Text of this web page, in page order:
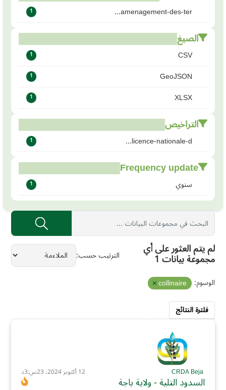
amenagement-des-ter...
1
الصيغ
CSV
1
GeoJSON
1
XLSX
1
التراخيص
licence-nationale-d...
1
Frequency update
سنوي 1
الترتيب حسب لم يتم العثور على أي
مجموعة بيانات 1
الوسوم: collinaire
فلترة النتائج
CRDA Beja 12 أكتوبر 2024، 23س:3د
السدود التلية - ولاية باجة